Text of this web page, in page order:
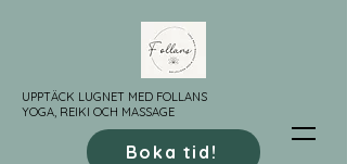
UPPTÄCK LUGNET MED FOLLANS
YOGA, REIKI OCH MASSAGE
Boka tid!